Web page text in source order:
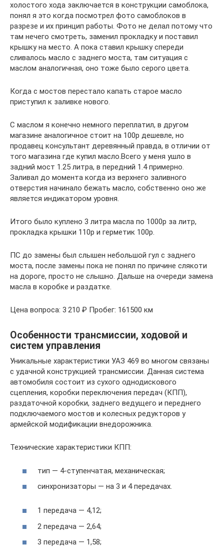
холостого хода заключается в конструкции самоблока,
понял я это когда посмотрел фото самоблоков в
разрезе и их принцип работы. Фото не делал потому что
там нечего смотреть, заменил прокладку и поставил
крышку на место. А пока ставил крышку спереди
сливалось масло с заднего моста, там ситуация с
маслом аналогичная, оно тоже было серого цвета.
Когда с мостов перестало капать старое масло
приступил к заливке нового.
С маслом я конечно немного переплатил, в другом
магазине аналогичное стоит на 100р дешевле, но
продавец консультант деревянный правда, в отличии от
того магазина где купил масло.Всего у меня ушло в
задний мост 1.25 литра, в передний 1.4 примерно.
Заливал до момента когда из верхнего заливного
отверстия начинало бежать масло, собственно оно же
является индикатором уровня.
Итого было куплено 3 литра масла по 1000р за литр,
прокладка крышки 110р и герметик 100р.
ПС до замены был слышен небольшой гул с заднего
моста, после замены пока не понял по причине слякоти
на дороге, просто не слышно. Дальше на очереди замена
масла в коробке и раздатке.
Цена вопроса: 3 210 ₽ Пробег: 161500 км
Особенности трансмиссии, ходовой и
систем управления
Уникальные характеристики УАЗ 469 во многом связаны
с удачной конструкцией трансмиссии. Данная система
автомобиля состоит из сухого однодискового
сцепления, коробки переключения передач (КПП),
раздаточной коробки, заднего ведущего и переднего
подключаемого мостов и колесных редукторов у
армейской модификации внедорожника.
Технические характеристики КПП:
тип — 4-ступенчатая, механическая;
синхронизаторы — на 3 и 4 передачах.
1 передача — 4,12;
2 передача — 2,64;
3 передача — 1,58;